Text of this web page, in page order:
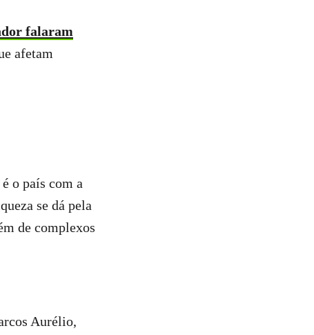
falaram
afetam
o país com a
se dá pela
de complexos
Aurélio,